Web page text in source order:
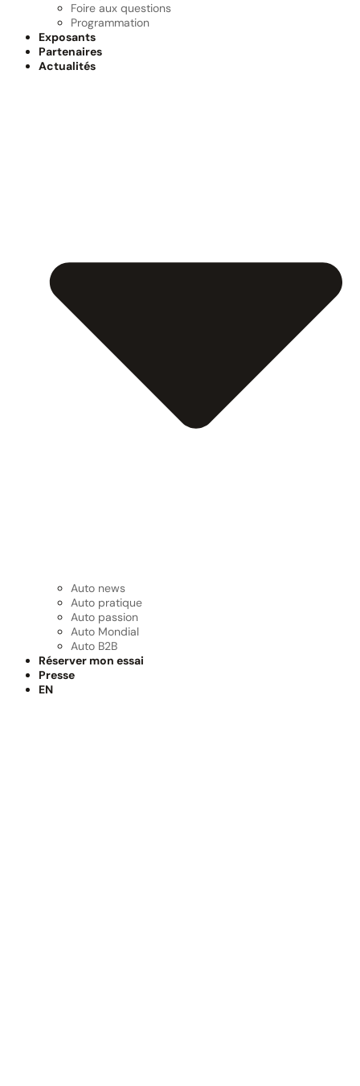
Foire aux questions
Programmation
Exposants
Partenaires
Actualités
Auto news
Auto pratique
Auto passion
Auto Mondial
Auto B2B
Réserver mon essai
Presse
EN